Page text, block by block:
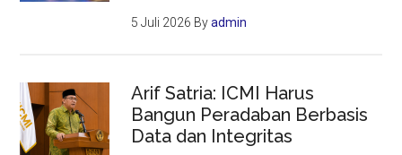
5 Juli 2026 Byadmin
Arif Satria: ICMI Harus
Bangun Peradaban Berbasis
Data dan Integritas